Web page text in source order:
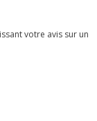
votre avis sur un